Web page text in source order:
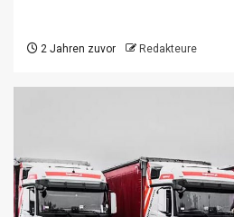
2 Jahren zuvor Redakteure